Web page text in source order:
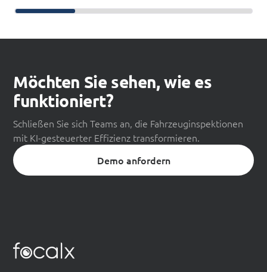
Weiter scrollen zum Weiterlesen
Möchten Sie sehen, wie es
funktioniert?
Schließen Sie sich Teams an, die Fahrzeuginspektionen
mit KI-gesteuerter Effizienz transformieren.
Demo anfordern